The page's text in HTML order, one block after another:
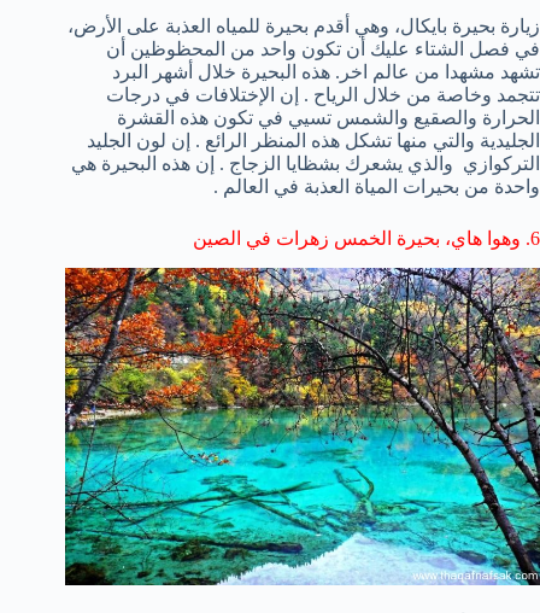
زيارة بحيرة بايكال، وهي أقدم بحيرة للمياه العذبة على الأرض،
في فصل الشتاء عليك أن تكون واحد من المحظوظين أن
تشهد مشهدا من عالم اخر . هذه البحيرة خلال أشهر البرد
تتجمد وخاصة من خلال الرياح . إن الإختلافات في درجات
الحرارة والصقيع والشمس تسيي في تكون هذه القشرة
الجليدية والتي منها تشكل هذه المنظر الرائع . إن لون الجليد
التركوازي والذي يشعرك بشظايا الزجاج . إن هذه البحيرة هي
واحدة من بحيرات المياة العذبة في العالم .
6
. وهوا هاي، بحيرة الخمس زهرات في الصين